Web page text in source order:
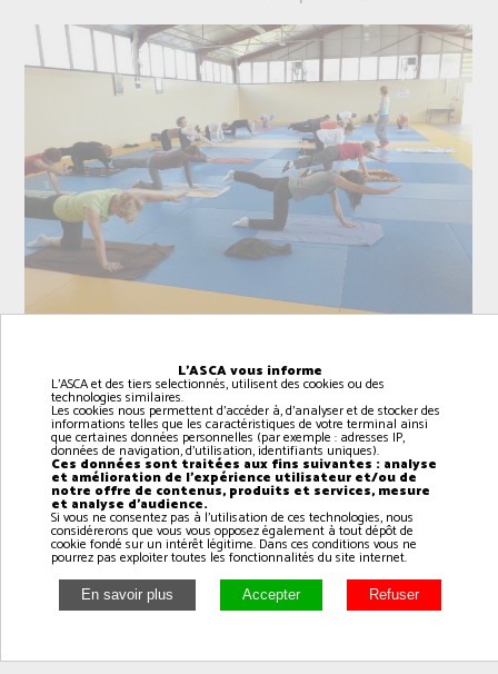
Intervenant(e): Magali
La méthode Pilates, parfois simplement appelée
Pilates, est un système d'activité physique
développé au début du XXÃ¡Âµâ° siècle par un
passionné de sport et du corps humain, Joseph
L'ASCA vous informe
L'ASCA et des tiers selectionnés, utilisent des cookies ou des
technologies similaires.
Les cookies nous permettent d'accéder à, d'analyser et de stocker des
informations telles que les caractéristiques de votre terminal ainsi
que certaines données personnelles (par exemple : adresses IP,
données de navigation, d'utilisation, identifiants uniques).
Ces données sont traitées aux fins suivantes : analyse
et amélioration de l'expérience utilisateur et/ou de
notre offre de contenus, produits et services, mesure
et analyse d'audience.
Si vous ne consentez pas à l'utilisation de ces technologies, nous
considérerons que vous vous opposez également à tout dépôt de
cookie fondé sur un intérêt légitime. Dans ces conditions vous ne
pourrez pas exploiter toutes les fonctionnalités du site internet.